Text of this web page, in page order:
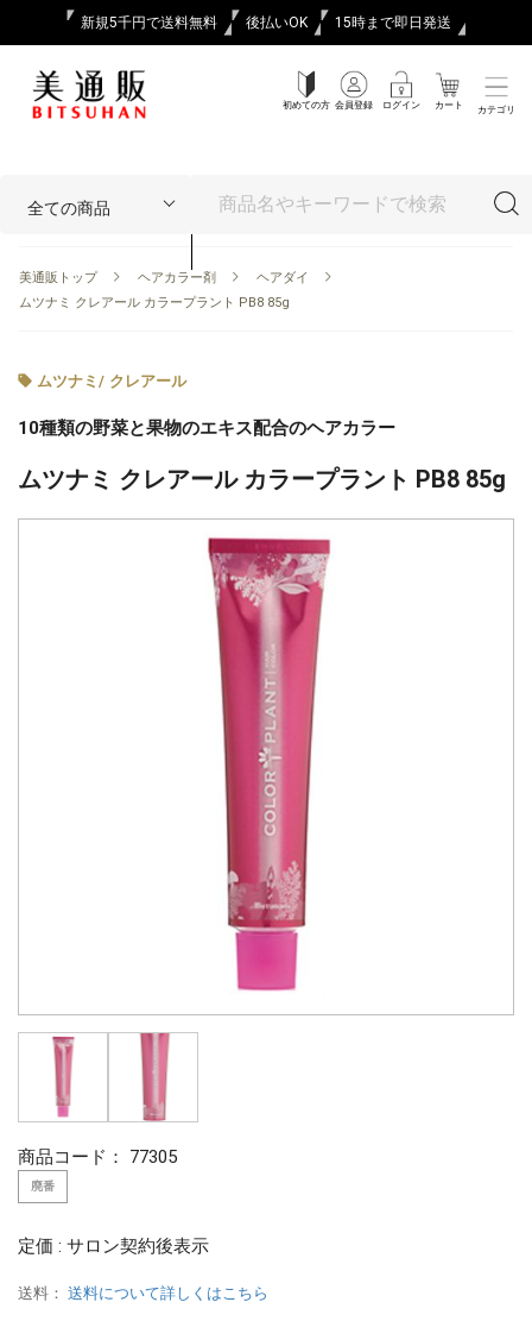
新規5千円で送料無料 後払いOK 15時まで即日発送
初めての方 会員登録 ログイン カート カテゴリ
美通販トップ ヘアカラー剤
ヘアダイ
ムツナミ クレアール カラープラント PB8 85g
ムツナミ / クレアール
10種類の野菜と果物のエキス配合のヘアカラー
ムツナミ クレアール カラープラント PB8 85g
商品コード： 77305
廃番
定価 : サロン契約後表示
送料： 送料について詳しくはこちら